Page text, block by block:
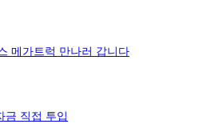
메가트럭 만나러 갑니다
금 직접 투입